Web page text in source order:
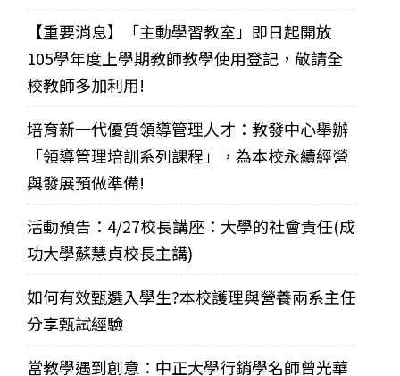
【重要消息】「主動學習教室」即日起開放
105學年度上學期教師教學使用登記，敬請全
校教師多加利用!
培育新一代優質領導管理人才：教發中心舉辦
「領導管理培訓系列課程」，為本校永續經營
與發展預做準備!
活動預告：4/27校長講座：大學的社會責任(成
功大學蘇慧貞校長主講)
如何有效甄選入學生?本校護理與營養兩系主任
分享甄試經驗
當教學遇到創意：中正大學行銷學名師曾光華